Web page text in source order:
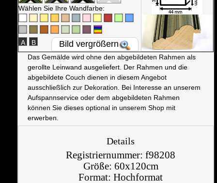
Wählen Sie Ihre Wandfarbe:
A B Bild vergrößern
Das Gemälde wird ohne den abgebildeten Rahmen als
gerollte Leinwand ausgeliefert. Der Rahmen und die
abgebildete Couch dienen in diesem Angebot
ausschließlich zur Dekoration. Bei Interesse an unserem
Aufspannservice oder dem abgebildeten Rahmen
können Sie dieses optional in unserem Shop mit
erwerben.
Details
Registriernummer: f98208
Größe: 60x120cm
Format: Hochformat